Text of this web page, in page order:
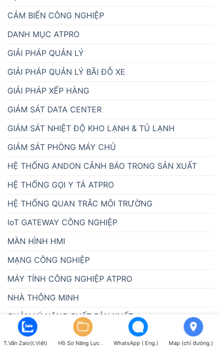
CẢM BIẾN CÔNG NGHIỆP
DANH MỤC ATPRO
GIẢI PHÁP QUẢN LÝ
GIẢI PHÁP QUẢN LÝ BÃI ĐỖ XE
GIẢI PHÁP XẾP HÀNG
GIÁM SÁT DATA CENTER
GIÁM SÁT NHIỆT ĐỘ KHO LẠNH & TỦ LẠNH
GIÁM SÁT PHÒNG MÁY CHỦ
HỆ THỐNG ANDON CẢNH BÁO TRONG SẢN XUẤT
HỆ THỐNG GỌI Y TÁ ATPRO
HỆ THỐNG QUAN TRẮC MÔI TRƯỜNG
IoT GATEWAY CÔNG NGHIỆP
MÀN HÌNH HMI
MẠNG CÔNG NGHIỆP
MÁY TÍNH CÔNG NGHIỆP ATPRO
NHÀ THÔNG MINH
QUẢN LÝ NĂNG SUẤT SẢN XUẤT
QUẢN LÝ TRANG TRẠI CHĂN NUÔI
T.Vấn Zalo(t.Việt) Hồ Sơ Năng Lực . WhatsApp ( Eng.) Map (chỉ đường.)